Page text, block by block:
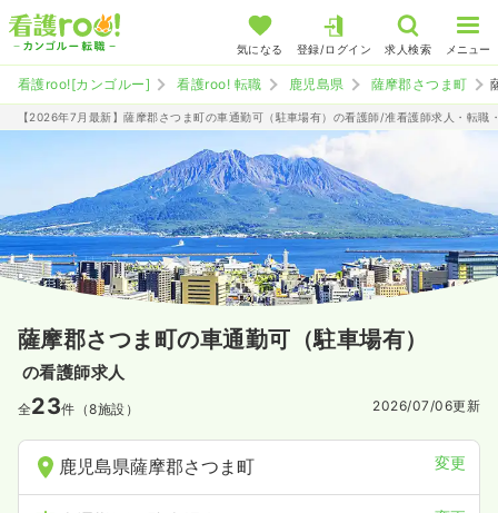
気になる 登録/ログイン 求人検索 メニュー
看護roo![カンゴルー] 看護roo! 転職 鹿児島県 薩摩郡さつま町
【2026年7月最新】薩摩郡さつま町の車通勤可（駐車場有）の看護師/准看護師求人・転職
薩摩郡さつま町の車通勤可（駐車場有）
の看護師求人
全23件（8施設） 2026/07/06更新
鹿児島県薩摩郡さつま町 変更